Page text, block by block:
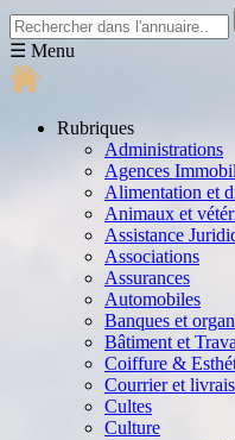
☰ Menu
Rubriques
Administrations
Agences
Alimentation et
Animaux et
Assistance
Associations
Assurances
Automobiles
Banques et
Bâtiment et
Coiffure &
Courrier et
Cultes
Culture